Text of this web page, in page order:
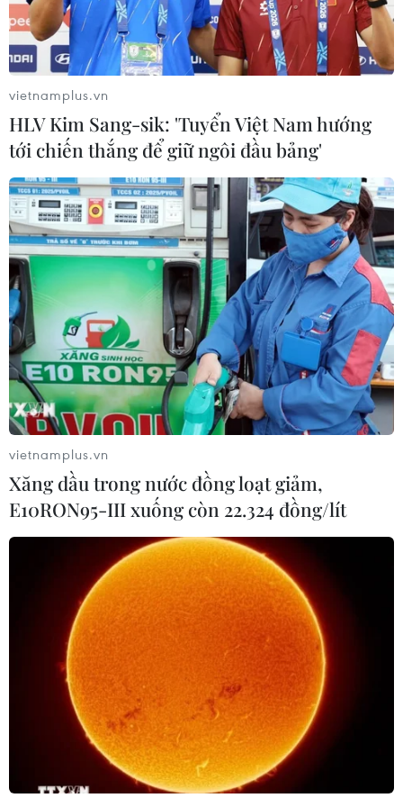
vinh dự, sự động viên khích lệ cho Hội Cựu
Chiến binh Thông tấn xã Việt Nam để hoàn
thành xuất sắc nhiệm vụ được giao và để không
ngừng thi đua, phấn đấu công tác tốt./.
Hội Cựu chiến binh giữ
vững vai trò là lực lượng
nòng cốt chính trị của
Đảng
Hội Cựu chiến binh không ngừng phát triển toàn
diện cả về tổ chức và hội viên, hoạt động có hiệu
quả, nhất là trong thực hiện nhiệm vụ tham gia
xây dựng và bảo vệ Đảng, chính quyền.
(Vietnam+)
#Hội Cựu Chiến binh Việt Nam
#Hội Cựu chiến binh Thông tấn xã Việt Nam
#70 năm Chiến thắng Điện Biên Phủ
#Hội Cựu chiến binh
vietnamplus.vn
HLV Kim Sang-sik: 'Tuyển Việt Nam hướng
tới chiến thắng để giữ ngôi đầu bảng'
vietnamplus.vn
Xăng dầu trong nước đồng loạt giảm,
E10RON95-III xuống còn 22.324 đồng/lít